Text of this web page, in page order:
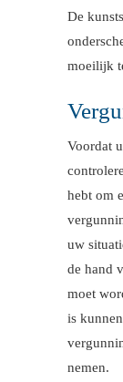
De
moeilijk
Voordat
hebt om
uw
de hand
moet
is
nemen.